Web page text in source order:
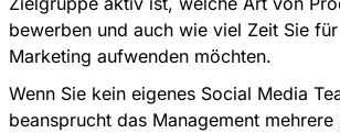
bewerben und auch wie viel Zeit Sie
Marketing aufwenden möchten.
Wenn Sie kein eigenes Social Media
beansprucht das Management mehrere